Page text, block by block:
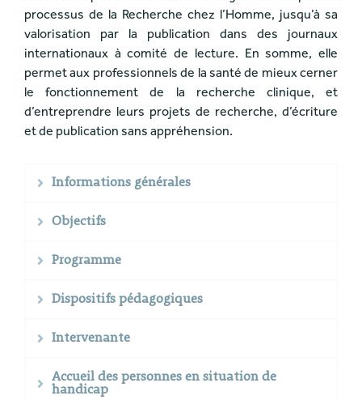
processus de la Recherche chez l’Homme, jusqu’à sa
valorisation par la publication dans des journaux
internationaux à comité de lecture. En somme, elle
permet aux professionnels de la santé de mieux cerner
le fonctionnement de la recherche clinique, et
d’entreprendre leurs projets de recherche, d’écriture
et de publication sans appréhension.
Informations générales
Objectifs
Programme
Dispositifs pédagogiques
Intervenante
Accueil des personnes en situation de
handicap